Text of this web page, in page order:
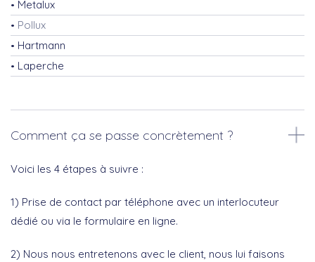
Metalux
Pollux
Hartmann
Laperche
Comment ça se passe concrètement ?
Voici les 4 étapes à suivre :
1) Prise de contact par téléphone avec un interlocuteur
dédié ou via le formulaire en ligne.
2) Nous nous entretenons avec le client, nous lui faisons